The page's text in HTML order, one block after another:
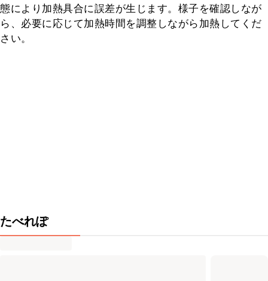
態により加熱具合に誤差が生じます。様子を確認しなが
ら、必要に応じて加熱時間を調整しながら加熱してくだ
さい。
たべれぽ